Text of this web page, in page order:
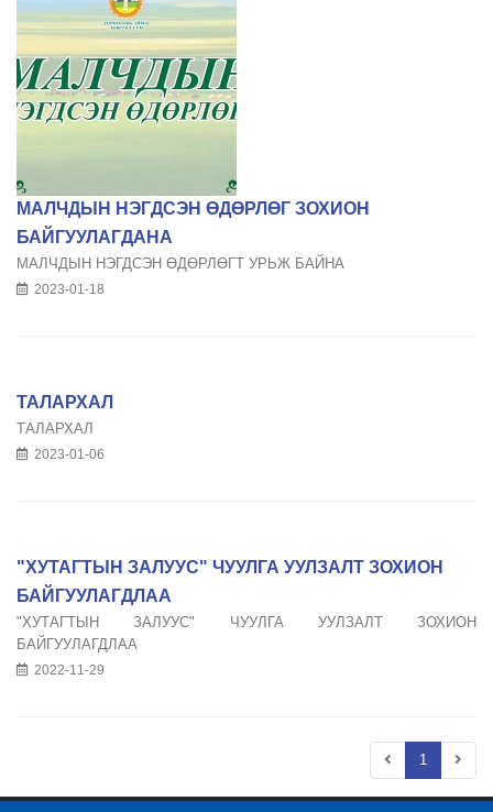
МАЛЧДЫН НЭГДСЭН ӨДӨРЛӨГ ЗОХИОН
БАЙГУУЛАГДАНА
МАЛЧДЫН НЭГДСЭН ӨДӨРЛӨГТ УРЬЖ БАЙНА
2023-01-18
ТАЛАРХАЛ
ТАЛАРХАЛ
2023-01-06
"ХУТАГТЫН ЗАЛУУС" ЧУУЛГА УУЛЗАЛТ ЗОХИОН
БАЙГУУЛАГДЛАА
"ХУТАГТЫН ЗАЛУУС" ЧУУЛГА УУЛЗАЛТ ЗОХИОН
БАЙГУУЛАГДЛАА
2022-11-29
1